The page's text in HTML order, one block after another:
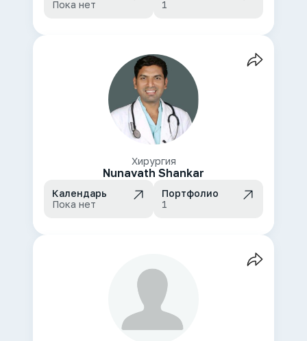
Пока нет
1
Хирургия
Nunavath Shankar
Календарь
Пока нет
Портфолио
1